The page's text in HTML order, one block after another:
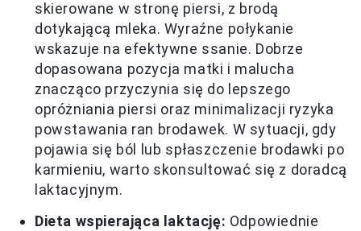
skierowane w stronę piersi, z brodą
dotykającą mleka. Wyraźne połykanie
wskazuje na efektywne ssanie. Dobrze
dopasowana pozycja matki i malucha
znacząco przyczynia się do lepszego
opróżniania piersi oraz minimalizacji ryzyka
powstawania ran brodawek. W sytuacji, gdy
pojawia się ból lub spłaszczenie brodawki po
karmieniu, warto skonsultować się z doradcą
laktacyjnym.
Dieta wspierająca laktację: Odpowiednie